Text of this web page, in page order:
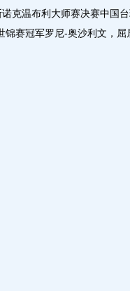
温布利大师赛决赛中国台
锦赛冠军罗尼-奥沙利文，